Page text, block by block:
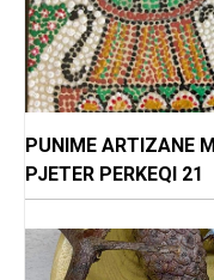
PUNIME ARTIZANE
PJETER PERKEQI 21